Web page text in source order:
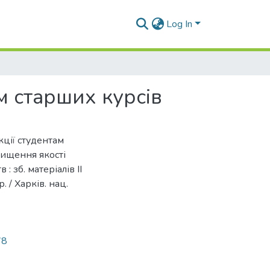
Log In
старших курсів
студентам
якості
зб. матеріалів II
/ Харків. нац.